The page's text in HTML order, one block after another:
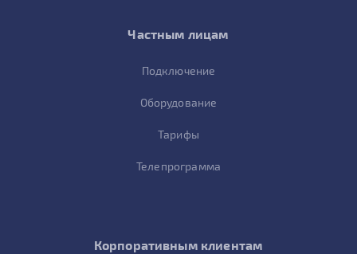
Частным лицам
Подключение
Оборудование
Тарифы
Телепрограмма
Корпоративным клиентам